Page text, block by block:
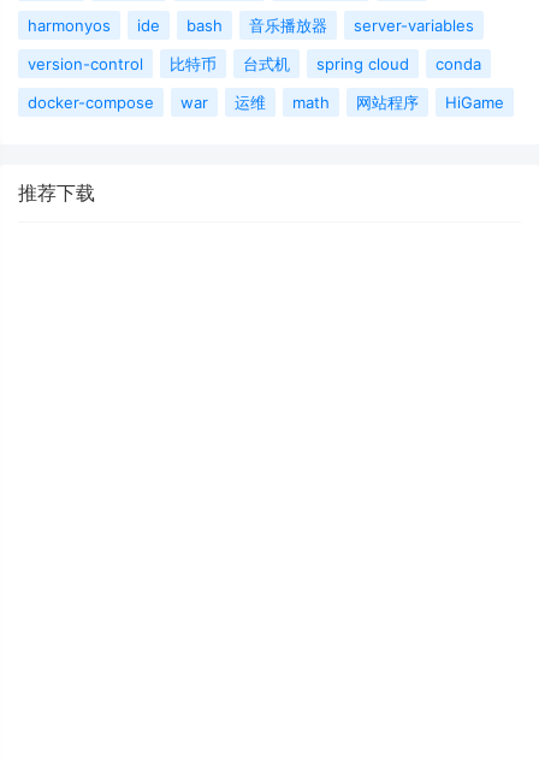
harmonyos
ide bash 音乐播放器
server-variables
version-control
比特币 台式机 spring cloud
conda
docker-compose
war 运维 math 网站程序 HiGame
推荐下载